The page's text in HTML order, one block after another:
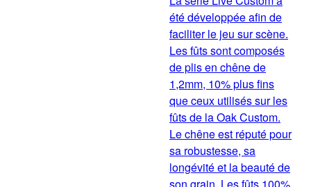
été développée afin de
faciliter le jeu sur scène.
Les fûts sont composés
de plis en chêne de
1,2mm, 10% plus fins
que ceux utilisés sur les
fûts de la Oak Custom.
Le chêne est réputé pour
sa robustesse, sa
longévité et la beauté de